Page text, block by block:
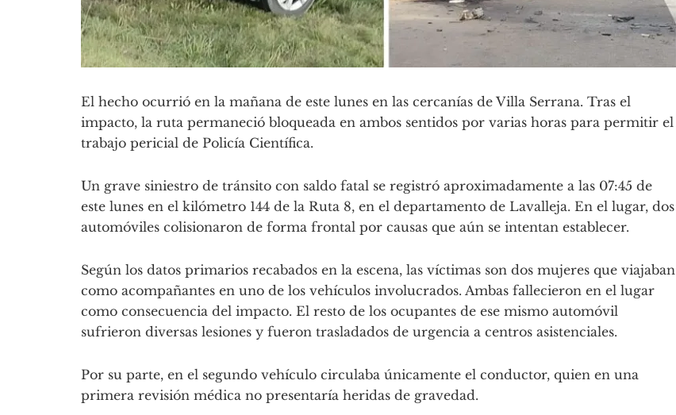
El hecho ocurrió en la mañana de este lunes en las cercanías de Villa Serrana. Tras el
impacto, la ruta permaneció bloqueada en ambos sentidos por varias horas para permitir el
trabajo pericial de Policía Científica.
Un grave siniestro de tránsito con saldo fatal se registró aproximadamente a las 07:45 de
este lunes en el kilómetro 144 de la Ruta 8, en el departamento de Lavalleja. En el lugar, dos
automóviles colisionaron de forma frontal por causas que aún se intentan establecer.
Según los datos primarios recabados en la escena, las víctimas son dos mujeres que viajaban
como acompañantes en uno de los vehículos involucrados. Ambas fallecieron en el lugar
como consecuencia del impacto. El resto de los ocupantes de ese mismo automóvil
sufrieron diversas lesiones y fueron trasladados de urgencia a centros asistenciales.
Por su parte, en el segundo vehículo circulaba únicamente el conductor, quien en una
primera revisión médica no presentaría heridas de gravedad.